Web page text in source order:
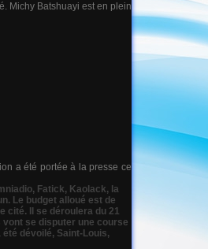
Michy Batshuayi est en plein
a été portée à la presse ce
, Fatick, Kaolack, la
Le budget alloué est de
cité. Il se déroulera du 21
vont se disputer une course
été dévoilé, Saint-Louis,